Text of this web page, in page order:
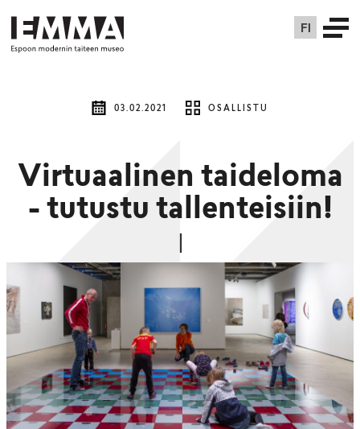
FI
03.02.2021 OSALLISTU
Virtuaalinen taideloma
- tutustu tallenteisiin!